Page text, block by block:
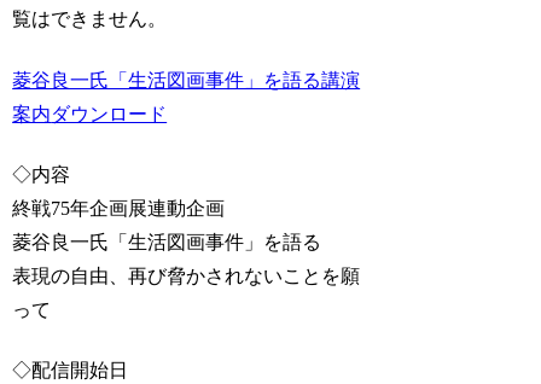
覧はできません。
菱谷良一氏「生活図画事件」を語る講演
案内ダウンロード
◇内容
終戦75年企画展連動企画
菱谷良一氏「生活図画事件」を語る
表現の自由、再び脅かされないことを願
って
◇配信開始日